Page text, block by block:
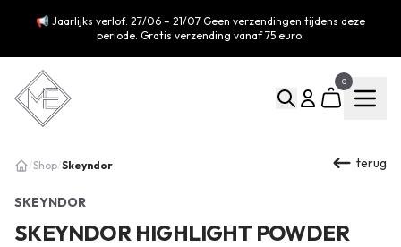
📢 Jaarlijks verlof: 27/06 – 21/07 Geen verzendingen tijdens deze
periode. Gratis verzending vanaf 75 euro.
0
/Shop/Skeyndor terug
SKEYNDOR
SKEYNDOR HIGHLIGHT POWDER